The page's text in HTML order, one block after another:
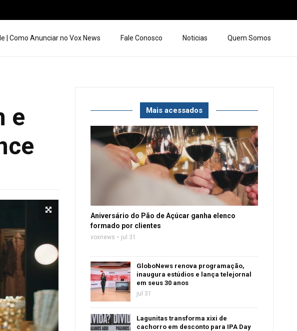
| Como Anunciar no Vox News Fale Conosco Noticias Quem Somos
e
Mais acessados
Aniversário do Pão de Açúcar ganha elenco
formado por clientes
voxnews jul 31
GloboNews renova programação,
inaugura estúdios e lança telejornal
em seus 30 anos
jul 31
Lagunitas transforma xixi de
cachorro em desconto para IPA Day